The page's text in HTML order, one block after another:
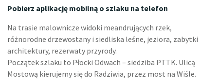
Pobierz aplikację mobilną o szlaku na telefon
Na trasie malownicze widoki meandrujących rzek,
różnorodne drzewostany i siedliska leśne, jeziora, zabytki
architektury, rezerwaty przyrody.
Początek szlaku to Płocki Odwach – siedziba PTTK. Ulicą
Mostową kierujemy się do Radziwia, przez most na Wiśle.